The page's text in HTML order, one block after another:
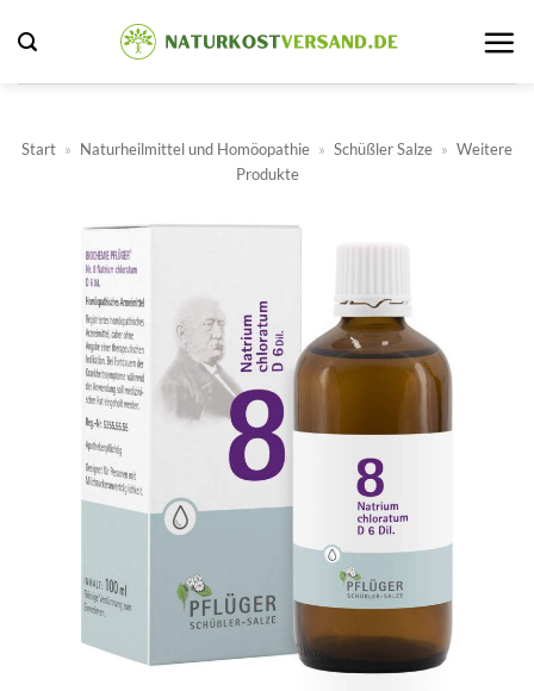
Inhalt
springen
Start » Naturheilmittel und Homöopathie » Schüßler Salze » Weitere
Produkte